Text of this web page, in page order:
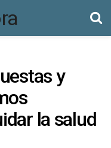
y
la salud